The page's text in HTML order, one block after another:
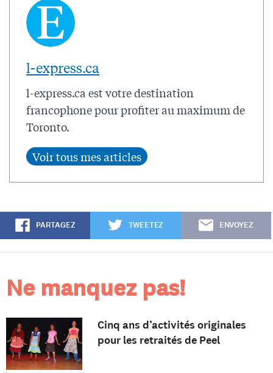
l-express.ca
l-express.ca est votre destination
francophone pour profiter au maximum de
Toronto.
PARTAGEZ TWEETEZ ENVOYEZ
Ne manquez pas!
Cinq ans d’activités originales
pour les retraités de Peel